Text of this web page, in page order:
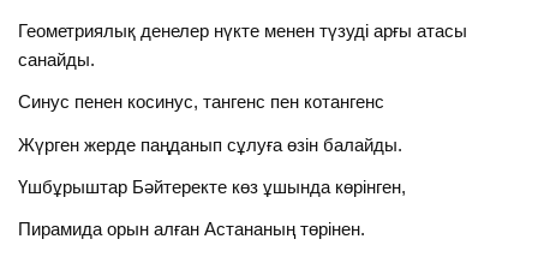
Геометриялық денелер нүкте менен түзуді арғы атасы
санайды.
Синус пенен косинус, тангенс пен котангенс
Жүрген жерде паңданып сұлуға өзін балайды.
Үшбұрыштар Бәйтеректе көз ұшында көрінген,
Пирамида орын алған Астананың төрінен.